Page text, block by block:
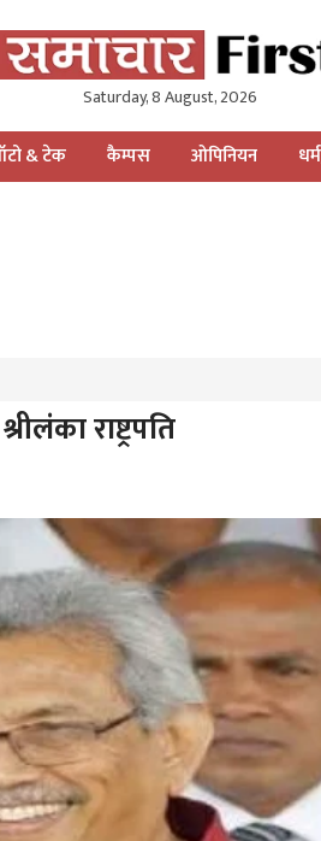
Saturday, 8 August, 2026
& टेक कैम्पस ओपिनियन
राष्ट्रपति